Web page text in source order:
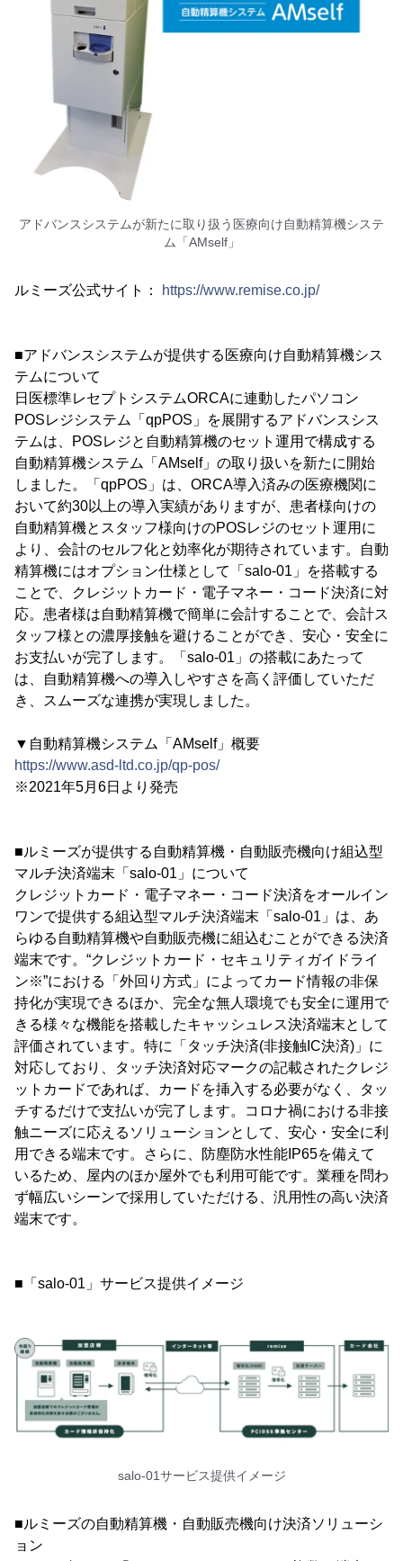
アドバンスシステムが新たに取り扱う医療向け自動精算機システ
ム「AMself」
ルミーズ公式サイト： https://www.remise.co.jp/
■アドバンスシステムが提供する医療向け自動精算機シス
テムについて
日医標準レセプトシステムORCAに連動したパソコン
POSレジシステム「qpPOS」を展開するアドバンスシス
テムは、POSレジと自動精算機のセット運用で構成する
自動精算機システム「AMself」の取り扱いを新たに開始
しました。「qpPOS」は、ORCA導入済みの医療機関に
おいて約30以上の導入実績がありますが、患者様向けの
自動精算機とスタッフ様向けのPOSレジのセット運用に
より、会計のセルフ化と効率化が期待されています。自動
精算機にはオプション仕様として「salo-01」を搭載する
ことで、クレジットカード・電子マネー・コード決済に対
応。患者様は自動精算機で簡単に会計することで、会計ス
タッフ様との濃厚接触を避けることができ、安心・安全に
お支払いが完了します。「salo-01」の搭載にあたって
は、自動精算機への導入しやすさを高く評価していただ
き、スムーズな連携が実現しました。
▼自動精算機システム「AMself」概要
https://www.asd-ltd.co.jp/qp-pos/
※2021年5月6日より発売
■ルミーズが提供する自動精算機・自動販売機向け組込型
マルチ決済端末「salo-01」について
クレジットカード・電子マネー・コード決済をオールイン
ワンで提供する組込型マルチ決済端末「salo-01」は、あ
らゆる自動精算機や自動販売機に組込むことができる決済
端末です。“クレジットカード・セキュリティガイドライ
ン※”における「外回り方式」によってカード情報の非保
持化が実現できるほか、完全な無人環境でも安全に運用で
きる様々な機能を搭載したキャッシュレス決済端末として
評価されています。特に「タッチ決済(非接触IC決済)」に
対応しており、タッチ決済対応マークの記載されたクレジ
ットカードであれば、カードを挿入する必要がなく、タッ
チするだけで支払いが完了します。コロナ禍における非接
触ニーズに応えるソリューションとして、安心・安全に利
用できる端末です。さらに、防塵防水性能IP65を備えて
いるため、屋内のほか屋外でも利用可能です。業種を問わ
ず幅広いシーンで採用していただける、汎用性の高い決済
端末です。
■「salo-01」サービス提供イメージ
salo-01サービス提供イメージ
■ルミーズの自動精算機・自動販売機向け決済ソリューシ
ョン